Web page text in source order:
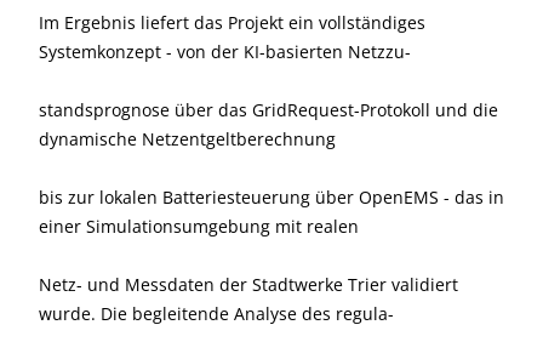
Im Ergebnis liefert das Projekt ein vollständiges
Systemkonzept - von der KI-basierten Netzzu-
standsprognose über das GridRequest-Protokoll und die
dynamische Netzentgeltberechnung
bis zur lokalen Batteriesteuerung über OpenEMS - das in
einer Simulationsumgebung mit realen
Netz- und Messdaten der Stadtwerke Trier validiert
wurde. Die begleitende Analyse des regula-